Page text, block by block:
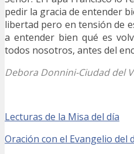
pedir la gracia de entender
libertad pero en tensión de
a entender bien qué es
todos nosotros, antes del
Debora Donnini-Ciudad del
Lecturas de la Misa del día
Oración con el Evangelio del